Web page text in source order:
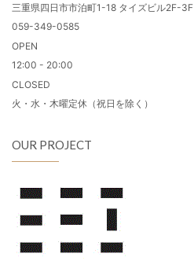
三重県四日市市泊町1-18 タイズビル2F-3F
059-349-0585
OPEN
12:00 - 20:00
CLOSED
火・水・木曜定休（祝日を除く）
OUR PROJECT